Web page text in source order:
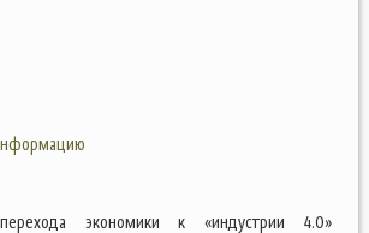
экономики к «индустрии 4.0»